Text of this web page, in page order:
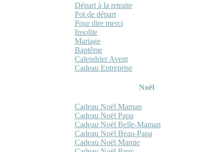
Départ à la retraite
Pot de départ
Pour dire merci
Insolite
Mariage
Baptême
Calendrier Avent
Cadeau Entreprise
Noël
Cadeau Noël Maman
Cadeau Noël Papa
Cadeau Noël Belle-Maman
Cadeau Noël Beau-Papa
Cadeau Noël Mamie